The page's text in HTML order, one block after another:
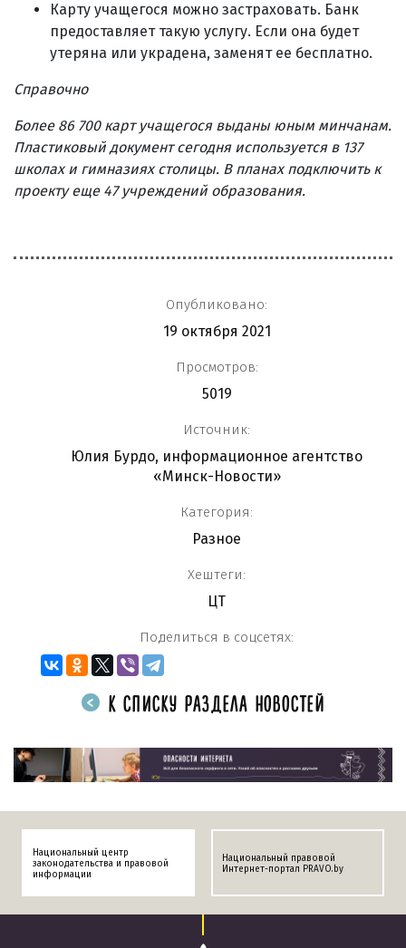
Карту учащегося можно застраховать. Банк
предоставляет такую услугу. Если она будет
утеряна или украдена, заменят ее бесплатно.
Справочно
Более 86 700 карт учащегося выданы юным минчанам.
Пластиковый документ сегодня используется в 137
школах и гимназиях столицы. В планах подключить к
проекту еще 47 учреждений образования.
Опубликовано:
19 октября 2021
Просмотров:
5019
Источник:
Юлия Бурдо, информационное агентство
«Минск-Новости»
Категория:
Разное
Хештеги:
ЦТ
Поделиться в соцсетях:
К СПИСКУ РАЗДЕЛА НОВОСТЕЙ
Национальный центр
законодательства и правовой
информации
Национальный правовой
Интернет-портал PRAVO.by